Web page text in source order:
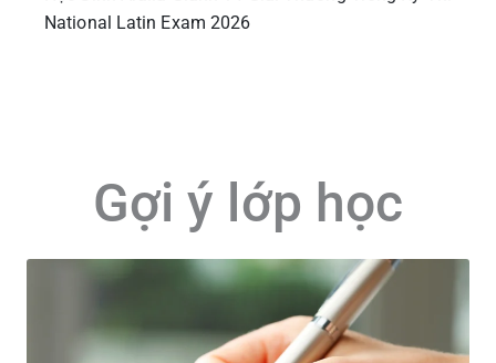
National Latin Exam 2026
Gợi ý lớp học